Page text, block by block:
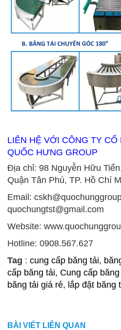
LIÊN HỆ VỚI CÔNG TY
QUỐC HƯNG GROUP
Địa chỉ: 98 Nguyễn Hữu
Quận Tân Phú, TP. Hồ Chí
Email:
quochungtst@gmail.com
Website:
Hotline: 0908.567.627
Tag : cung cấp băng tải,
cấp băng tải, Cung cấp
băng tải giá rẻ, lắp đặt băng
BÀI VIẾT LIÊN QUAN